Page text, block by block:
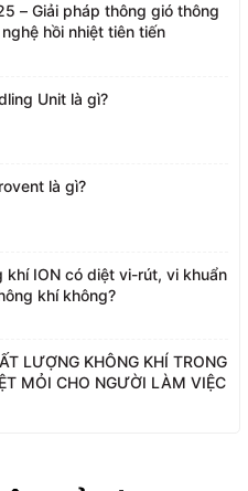
– Giải pháp thông gió thông
hồi nhiệt tiên tiến
Unit là gì?
là gì?
khí ION có diệt vi-rút, vi khuẩn
khí không?
LƯỢNG KHÔNG KHÍ TRONG
MỎI CHO NGƯỜI LÀM VIỆC